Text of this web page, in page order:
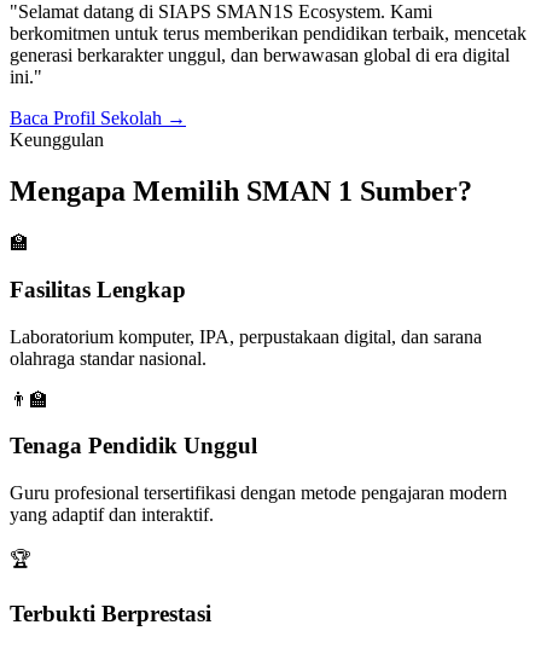
"Selamat datang di SIAPS SMAN1S Ecosystem. Kami
berkomitmen untuk terus memberikan pendidikan terbaik, mencetak
generasi berkarakter unggul, dan berwawasan global di era digital
ini."
Baca Profil Sekolah →
Keunggulan
Mengapa Memilih SMAN 1 Sumber?
🏫
Fasilitas Lengkap
Laboratorium komputer, IPA, perpustakaan digital, dan sarana
olahraga standar nasional.
👨‍🏫
Tenaga Pendidik Unggul
Guru profesional tersertifikasi dengan metode pengajaran modern
yang adaptif dan interaktif.
🏆
Terbukti Berprestasi